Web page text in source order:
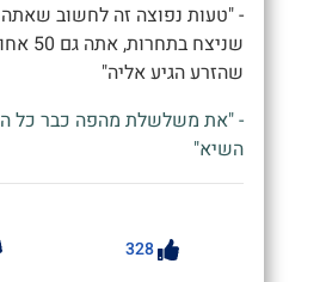
- "טעות נפוצה זה לחשוב
שניצח
שהזרע הגיע אליה"
- "את משלשלת מהפה כבר כל
השיא"
328